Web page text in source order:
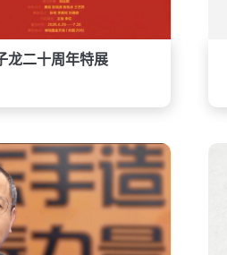
龙二十周年特展